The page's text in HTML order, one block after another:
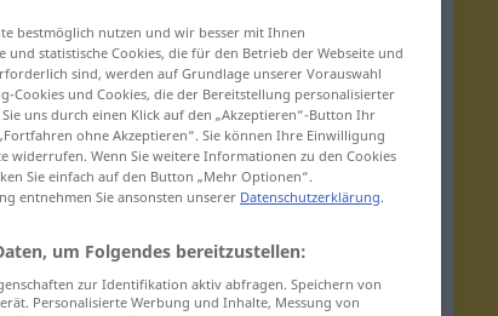
bestmöglich nutzen und wir besser mit Ihnen
statistische Cookies, die für den Betrieb der Webseite und
sind, werden auf Grundlage unserer Vorauswahl
Cookies und Cookies, die der Bereitstellung personalisierter
uns durch einen Klick auf den „Akzeptieren“-Button Ihr
ohne Akzeptieren“. Sie können Ihre Einwilligung
widerrufen. Wenn Sie weitere Informationen zu den Cookies
Sie einfach auf den Button „Mehr Optionen“.
entnehmen Sie ansonsten unserer Datenschutzerklärung.
um Folgendes bereitzustellen:
zur Identifikation aktiv abfragen. Speichern von
Personalisierte Werbung und Inhalte, Messung von